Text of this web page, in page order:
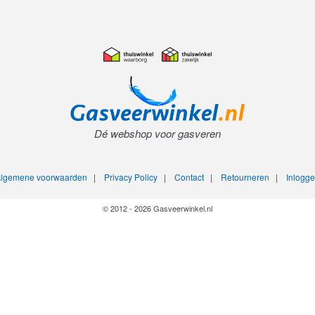
Dé webshop voor gasveren
voorwaarden | Privacy Policy | Contact | Retourneren |
© 2012 - 2026 Gasveerwinkel.nl